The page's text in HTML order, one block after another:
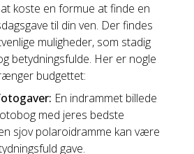
koste en formue at finde en
til din ven. Der findes
muligheder, som stadig
betydningsfulde. Her er nogle
budgettet:
En indrammet billede
med jeres bedste
sjov polaroidramme kan være
gave.